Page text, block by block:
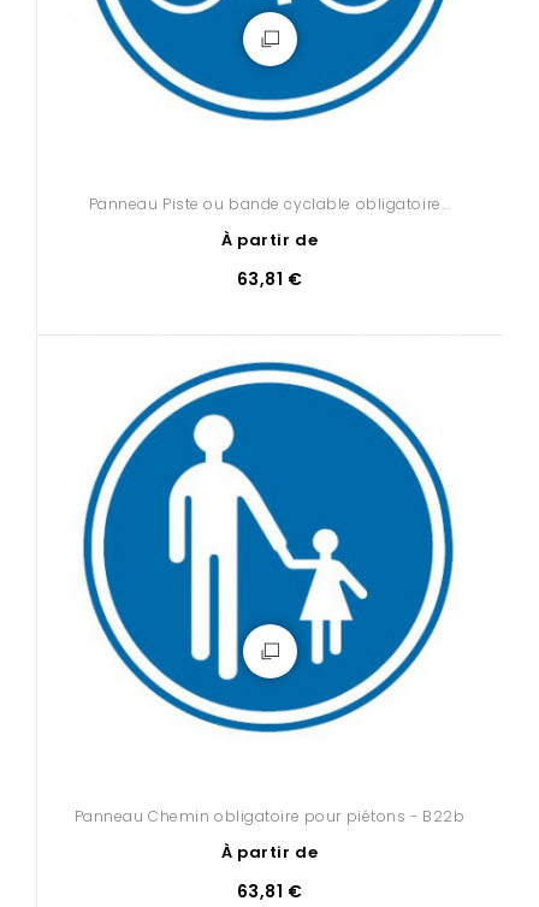
Panneau Piste ou bande cyclable obligatoire...
À partir de
63,81 €
Panneau Chemin obligatoire pour piétons - B22b
À partir de
63,81 €